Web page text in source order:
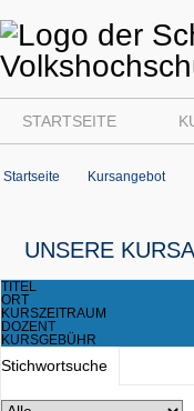
STARTSEITE
Startseite Kursangebot
UNSERE
TITEL
ORT
KURSZEITRAUM
DOZENT
KURSGEBÜHR
Stichwortsuche